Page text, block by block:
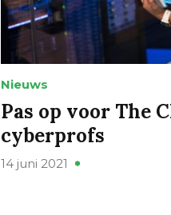
Nieuws
Pas op voor The
cyberprofs
14 juni 2021